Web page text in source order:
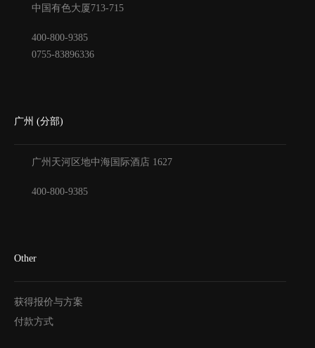
中国有色大厦 713-715
400-800-9385
0755-83896336
广州 (分部)
广州天河区地中海国际酒店 1627
400-800-9385
Other
获得报价与方案
付款方式